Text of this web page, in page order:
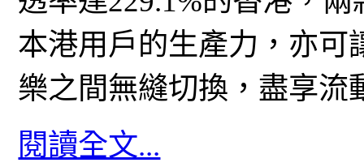
本港用戶的生產力，亦可
樂之間無縫切換，盡享流
閱讀全文...